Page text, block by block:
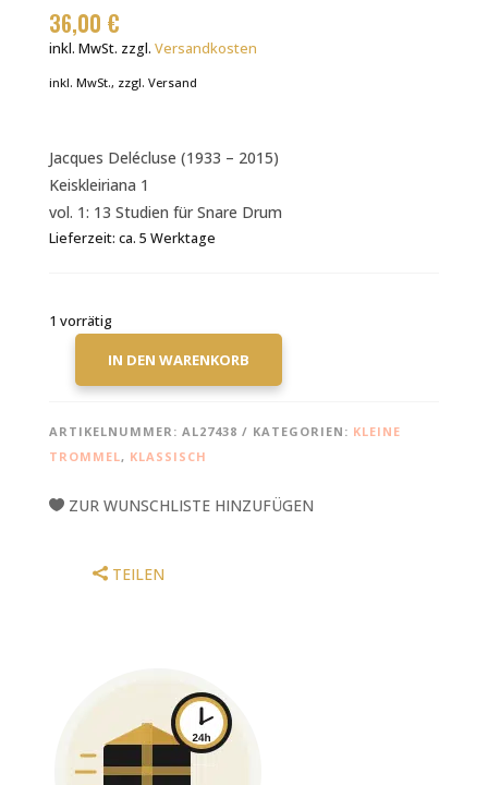
36,00 €
inkl. MwSt. zzgl. Versandkosten
inkl. MwSt., zzgl. Versand
Jacques Delécluse (1933 – 2015)
Keiskleiriana 1
vol. 1: 13 Studien für Snare Drum
Lieferzeit: ca. 5 Werktage
1 vorrätig
DELÉCLUSE
IN DEN WARENKORB
ARTIKELNUMMER: AL27438 KATEGORIEN: KLEINE
TROMMEL, KLASSISCH
ZUR WUNSCHLISTE HINZUFÜGEN
TEILEN